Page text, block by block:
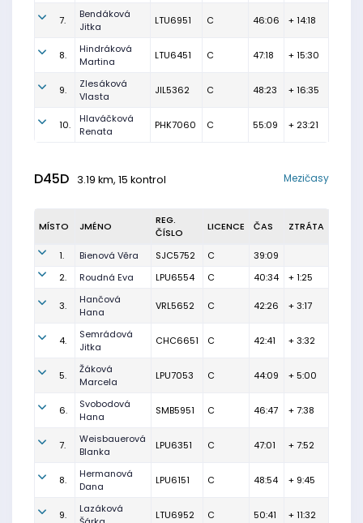
7.
Bendáková
Jitka
LTU6951 C 46:06 + 14:18
8.
Hindráková
Martina
LTU6451 C 47:18 + 15:30
9.
Zlesáková
Vlasta
JIL5362 C 48:23 + 16:35
10.
Hlaváčková
Renata
PHK7060 C 55:09 + 23:21
D45D 3.19 km, 15 kontrol Mezičasy
MÍSTO JMÉNO
REG.
ČÍSLO
LICENCE ČAS ZTRÁTA
1. Bienová Věra SJC5752 C
39:09
2.
Roudná Eva LPU6554 C 40:34 + 1:25
3.
Hančová
Hana
VRL5652 C 42:26 + 3:17
4.
Semrádová
Jitka
CHC6651 C 42:41 + 3:32
5.
Žáková
Marcela
LPU7053 C 44:09 + 5:00
6.
Svobodová
Hana
SMB5951 C 46:47 + 7:38
7.
Weisbauerová
Blanka
LPU6351 C 47:01 + 7:52
8.
Hermanová
Dana
LPU6151 C 48:54 + 9:45
9.
Lazáková
LTU6952 C 50:41 + 11:32